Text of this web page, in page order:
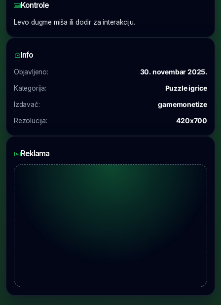
Kontrole
Levo dugme miša ili dodir za interakciju.
Info
Objavljeno: 30. novembar 2025.
Kategorija: Puzzle igrice
Izdavač: gamemonetize
Rezolucija: 420x700
Reklama